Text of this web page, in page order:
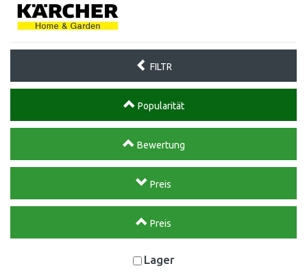
FILTR
Popularität
Bewertung
Preis
Preis
Lager